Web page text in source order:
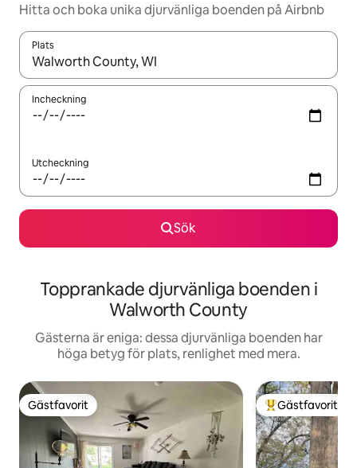
Hitta och boka unika djurvänliga boenden på Airbnb
Plats
När resultaten är tillgängliga kan du navigera med upp- och
Incheckning
Utcheckning
Sök
Topprankade djurvänliga boenden i
Walworth County
Gästerna är eniga: dessa djurvänliga boenden har
höga betyg för plats, renlighet med mera.
Gästfavorit
Gästfavorit Populär
Gästfavorit